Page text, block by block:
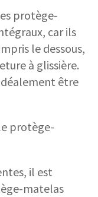
protège-
car ils
le dessous,
à glissière.
être
protège-
il est
matelas